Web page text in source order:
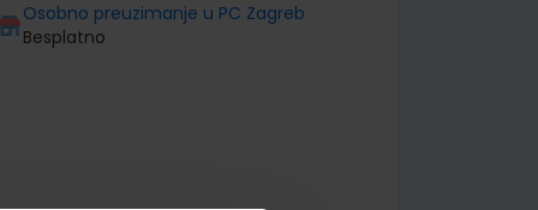
Osobno preuzimanje u PC Zagreb
Besplatno